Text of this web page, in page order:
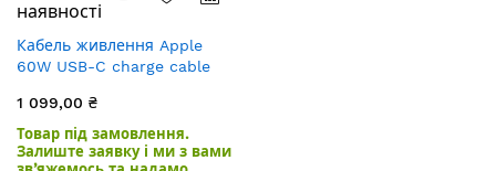
наявності
Кабель живлення Apple
60W USB-C charge cable
1 099,00 ₴
Товар під замовлення.
Залиште заявку і ми з вами